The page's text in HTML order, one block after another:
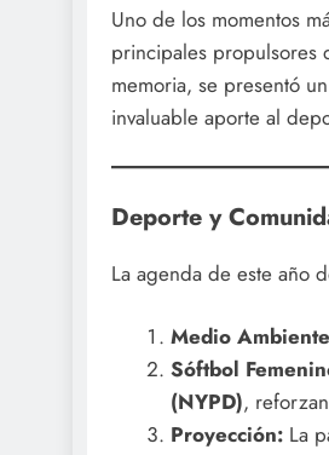
Uno de los momentos
principales propulsores
memoria, se presentó
invaluable aporte al
Deporte y
La agenda de este año
Medio
Sóftbol
(NYPD),
Proyección:La